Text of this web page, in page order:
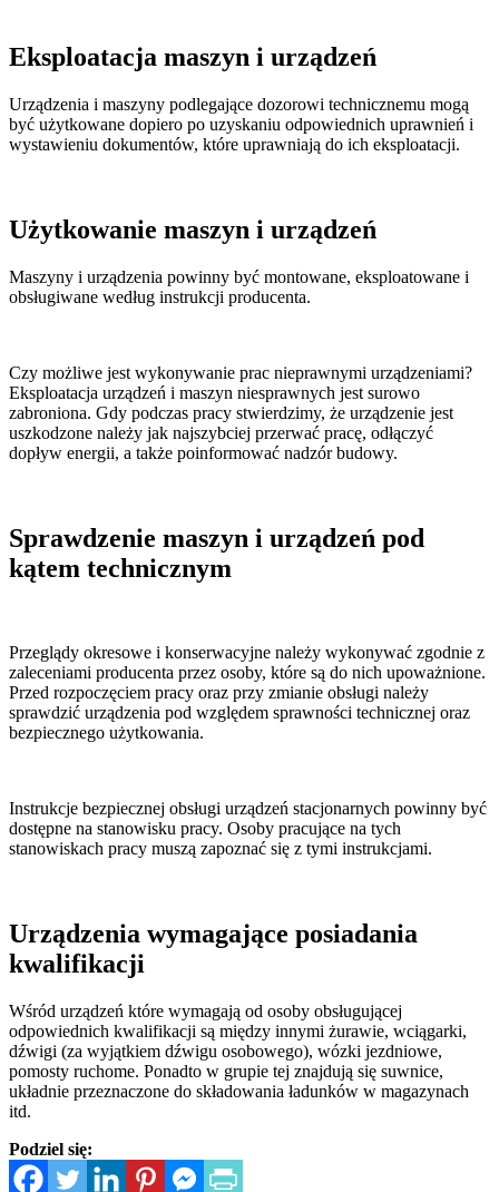
Eksploatacja maszyn i urządzeń
Urządzenia i maszyny podlegające dozorowi technicznemu mogą
być użytkowane dopiero po uzyskaniu odpowiednich uprawnień i
wystawieniu dokumentów, które uprawniają do ich eksploatacji.
Użytkowanie maszyn i urządzeń
Maszyny i urządzenia powinny być montowane, eksploatowane i
obsługiwane według instrukcji producenta.
Czy możliwe jest wykonywanie prac nieprawnymi urządzeniami?
Eksploatacja urządzeń i maszyn niesprawnych jest surowo
zabroniona. Gdy podczas pracy stwierdzimy, że urządzenie jest
uszkodzone należy jak najszybciej przerwać pracę, odłączyć
dopływ energii, a także poinformować nadzór budowy.
Sprawdzenie maszyn i urządzeń pod
kątem technicznym
Przeglądy okresowe i konserwacyjne należy wykonywać zgodnie z
zaleceniami producenta przez osoby, które są do nich upoważnione.
Przed rozpoczęciem pracy oraz przy zmianie obsługi należy
sprawdzić urządzenia pod względem sprawności technicznej oraz
bezpiecznego użytkowania.
Instrukcje bezpiecznej obsługi urządzeń stacjonarnych powinny być
dostępne na stanowisku pracy. Osoby pracujące na tych
stanowiskach pracy muszą zapoznać się z tymi instrukcjami.
Urządzenia wymagające posiadania
kwalifikacji
Wśród urządzeń które wymagają od osoby obsługującej
odpowiednich kwalifikacji są między innymi żurawie, wciągarki,
dźwigi (za wyjątkiem dźwigu osobowego), wózki jezdniowe,
pomosty ruchome. Ponadto w grupie tej znajdują się suwnice,
układnie przeznaczone do składowania ładunków w magazynach
itd.
Podziel się: